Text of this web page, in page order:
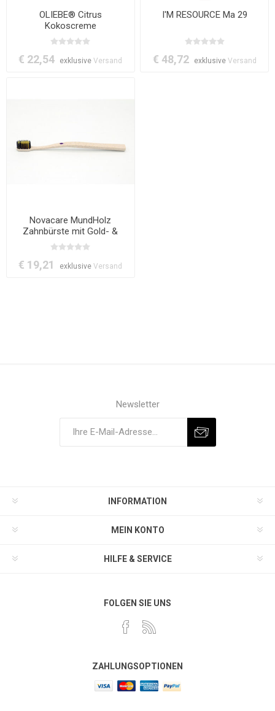
OLIEBE® Citrus
Kokoscreme
€ 22,54 exklusiveVersand
I'M RESOURCE Ma 29
€ 48,72 exklusive Versand
Novacare MundHolz
Zahnbürste mit Gold- &
Bambuskohleborsten | Lila
€ 19,21 exklusiveVersand
Newsletter
INFORMATION
MEIN KONTO
HILFE & SERVICE
FOLGEN SIE UNS
ZAHLUNGSOPTIONEN